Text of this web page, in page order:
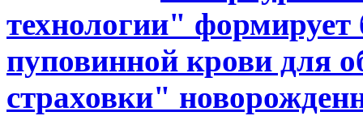
технологии" формирует
пуповинной крови для
страховки"